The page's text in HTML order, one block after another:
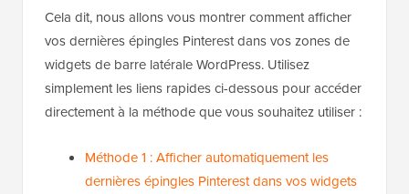
Cela dit, nous allons vous montrer comment afficher
vos dernières épingles Pinterest dans vos zones de
widgets de barre latérale WordPress. Utilisez
simplement les liens rapides ci-dessous pour accéder
directement à la méthode que vous souhaitez utiliser :
Méthode 1 : Afficher automatiquement les
dernières épingles Pinterest dans vos widgets